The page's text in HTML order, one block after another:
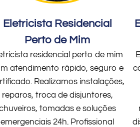
Eletricista Residencial
Perto de Mim
residencial perto de mim
atendimento rápido, seguro e
Realizamos instalações,
reparos, troca de disjuntores,
tomadas e soluções
emergenciais 24h. Profissional